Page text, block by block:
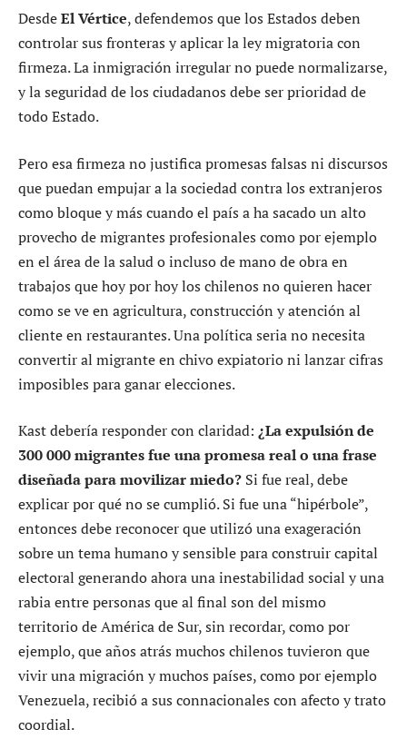
DesdeEl Vértice, defendemos que los Estados deben
controlar sus fronteras y aplicar la ley migratoria con
firmeza. La inmigración irregular no puede normalizarse,
y la seguridad de los ciudadanos debe ser prioridad de
todo Estado.
Pero esa firmeza no justifica promesas falsas ni discursos
que puedan empujar a la sociedad contra los extranjeros
como bloque y más cuando el país a ha sacado un alto
provecho de migrantes profesionales como por ejemplo
en el área de la salud o incluso de mano de obra en
trabajos que hoy por hoy los chilenos no quieren hacer
como se ve en agricultura, construcción y atención al
cliente en restaurantes. Una política seria no necesita
convertir al migrante en chivo expiatorio ni lanzar cifras
imposibles para ganar elecciones.
Kast debería responder con claridad: ¿La expulsión de
300 000 migrantes fue una promesa real o una frase
diseñada para movilizar miedo? Si fue real, debe
explicar por qué no se cumplió. Si fue una “hipérbole”,
entonces debe reconocer que utilizó una exageración
sobre un tema humano y sensible para construir capital
electoral generando ahora una inestabilidad social y una
rabia entre personas que al final son del mismo
territorio de América de Sur, sin recordar, como por
ejemplo, que años atrás muchos chilenos tuvieron que
vivir una migración y muchos países, como por ejemplo
Venezuela, recibió a sus connacionales con afecto y trato
coordial.